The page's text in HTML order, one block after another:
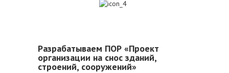
Разрабатываем ПОР «Проект
организации на снос зданий,
строений, сооружений»